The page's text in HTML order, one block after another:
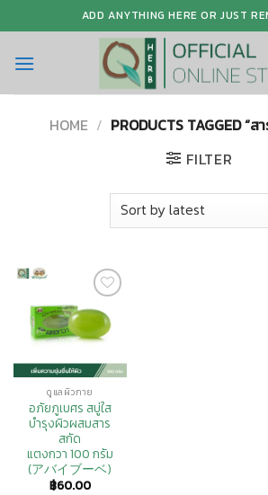
to
content
ADD ANYTHING HERE OR JUST
HOME / PRODUCTS TAGGED “
FILTER
Add to
Wishlist
ดูแลผิวกาย
อภัยภูเบศร สบู่ใส
บำรุงผิวผสมสาร
สกัด
แตงกวา 100 กรัม
(アバイブーベ)
฿60.00